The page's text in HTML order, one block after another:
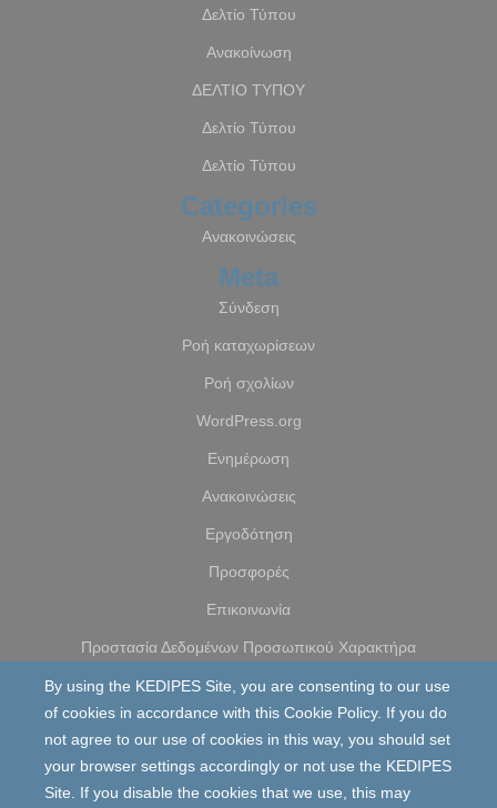
Δελτίο Τύπου
Ανακοίνωση
ΔΕΛΤΙΟ ΤΥΠΟΥ
Δελτίο Τύπου
Δελτίο Τύπου
Categories
Ανακοινώσεις
Meta
Σύνδεση
Ροή καταχωρίσεων
Ροή σχολίων
WordPress.org
Ενημέρωση
Ανακοινώσεις
Εργοδότηση
Προσφορές
Επικοινωνία
Προστασία Δεδομένων Προσωπικού Χαρακτήρα
By using the KEDIPES Site, you are consenting to our use
of cookies in accordance with this Cookie Policy. If you do
not agree to our use of cookies in this way, you should set
your browser settings accordingly or not use the KEDIPES
Site. If you disable the cookies that we use, this may